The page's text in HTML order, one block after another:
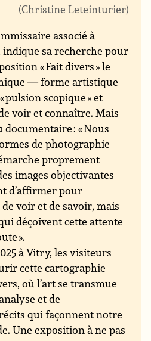
Christine Leteinturier
associé à
sa recherche pour
« Fait divers » le
— forme artistique
pulsion scopique » et
voir et connaître. Mais
documentaire : « Nous
de photographie
proprement
images objectivantes
d’affirmer pour
voir et de savoir, mais
déçoivent cette attente
».
à Vitry, les visiteurs
cette cartographie
où l’art se transmue
et de
qui façonnent notre
Une exposition à ne pas